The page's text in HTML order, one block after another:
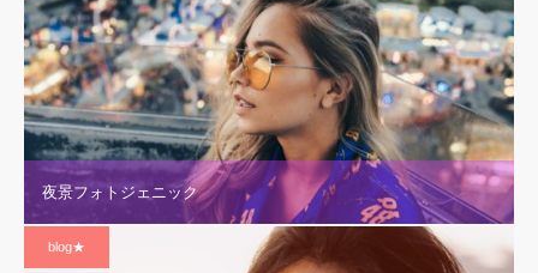
夜景フォトジェニック
blog★